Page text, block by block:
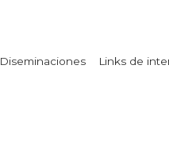
Diseminaciones Links de